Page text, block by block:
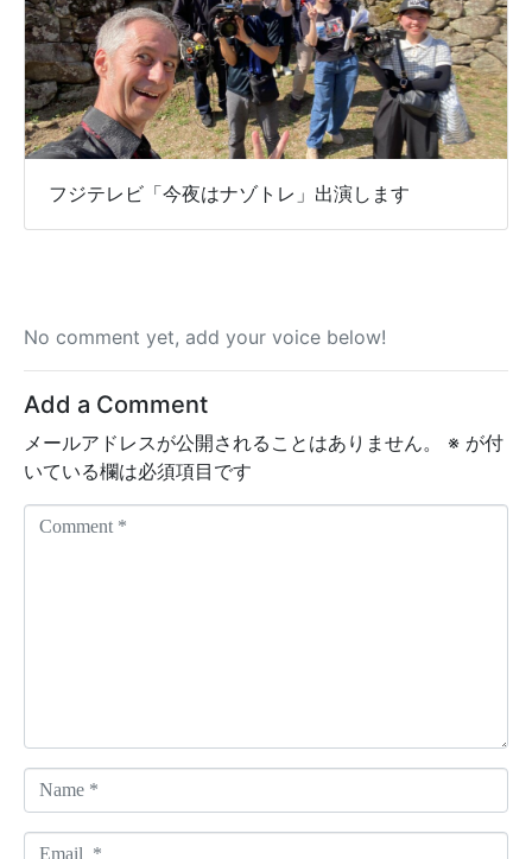
フジテレビ「今夜はナゾトレ」出演します
No comment yet, add your voice below!
Add a Comment
メールアドレスが公開されることはありません。 ※ が付
いている欄は必須項目です
a
m